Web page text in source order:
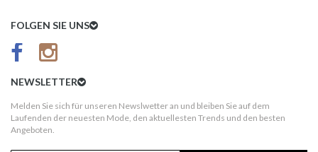
Kundenservice
AGB
Kundeninformationen
FOLGEN SIE UNS
NEWSLETTER
Melden Sie sich für unseren Newslwetter an und bleiben Sie auf dem
Laufenden der neuesten Mode, den aktuellesten Trends und den besten
Angeboten.